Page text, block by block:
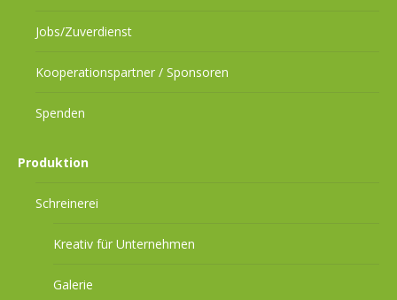
Jobs/Zuverdienst
Kooperationspartner / Sponsoren
Spenden
Produktion
Schreinerei
Kreativ für Unternehmen
Galerie